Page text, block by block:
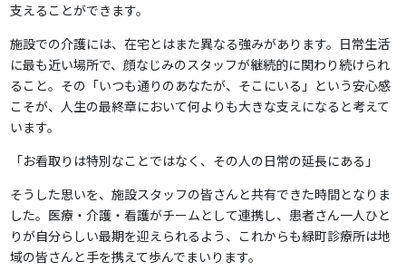
支えることができます。
施設での介護には、在宅とはまた異なる強みがあります。日常生活
に最も近い場所で、顔なじみのスタッフが継続的に関わり続けられ
ること。その「いつも通りのあなたが、そこにいる」という安心感
こそが、人生の最終章において何よりも大きな支えになると考えて
います。
「お看取りは特別なことではなく、その人の日常の延長にある」
そうした思いを、施設スタッフの皆さんと共有できた時間となりま
した。医療・介護・看護がチームとして連携し、患者さん一人ひと
りが自分らしい最期を迎えられるよう、これからも緑町診療所は地
域の皆さんと手を携えて歩んでまいります。